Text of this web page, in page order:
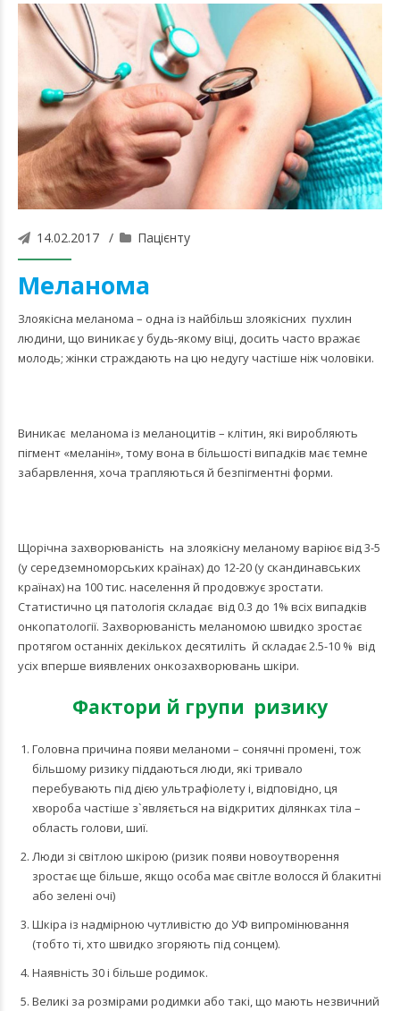
14.02.2017 Пацієнту
Меланома
Злоякісна меланома – одна із найбільш злоякісних пухлин
людини, що виникає у будь-якому віці, досить часто вражає
молодь; жінки страждають на цю недугу частіше ніж чоловіки.
Виникає меланома із меланоцитів – клітин, які виробляють
пігмент «меланін», тому вона в більшості випадків має темне
забарвлення, хоча трапляються й безпігментні форми.
Щорічна захворюваність на злоякісну меланому варіює від 3-5
(у середземноморських країнах) до 12-20 (у скандинавських
країнах) на 100 тис. населення й продовжує зростати.
Статистично ця патологія складає від 0.3 до 1% всіх випадків
онкопатології. Захворюваність меланомою швидко зростає
протягом останніх декількох десятиліть й складає 2.5-10 % від
усіх вперше виявлених онкозахворювань шкіри.
Фактори й групи ризику
Головна причина появи меланоми – сонячні промені, тож
більшому ризику піддаються люди, які тривало
перебувають під дією ультрафіолету і, відповідно, ця
хвороба частіше з`являється на відкритих ділянках тіла –
область голови, шиї.
Люди зі світлою шкірою (ризик появи новоутворення
зростає ще більше, якщо особа має світле волосся й блакитні
або зелені очі)
Шкіра із надмірною чутливістю до УФ випромінювання
(тобто ті, хто швидко згоряють під сонцем).
Наявність 30 і більше родимок.
Великі за розмірами родимки або такі, що мають незвичний